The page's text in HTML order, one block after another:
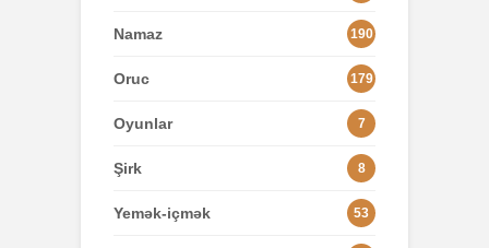
Namaz 190
Oruc 179
Oyunlar 7
Şirk 8
Yemək-içmək 53